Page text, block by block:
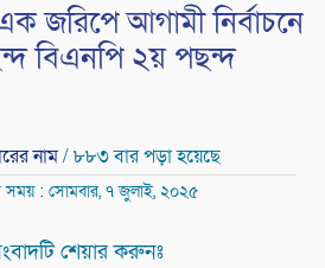
জরিপে আগামী নির্বাচনে
বিএনপি ২য় পছন্দ
নাম/ ৮৮৩ বার পড়া হয়েছে
সময় : সোমবার, ৭ জুলাই, ২০২৫
শেয়ার করুনঃ